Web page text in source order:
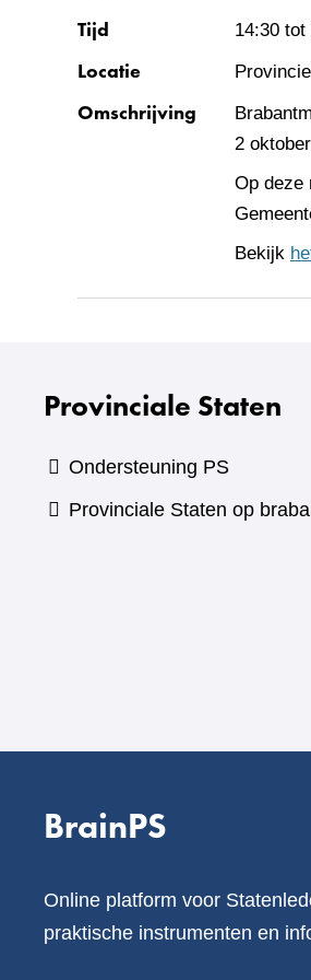
Tijd 14:30 tot
Locatie
Omschrijving
2
Op deze
Bekijk
Provinciale Staten
Ondersteuning PS
Provinciale Staten op
BrainPS
Online platform voor
praktische instrumenten en